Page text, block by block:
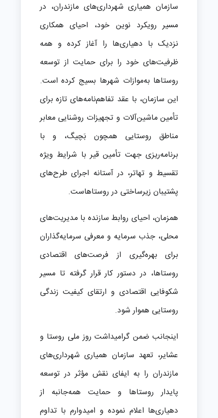
سازمان همیاری شهرداری‌های مازندران، در
مسیر رویکرد نوین خود، احیای همکاری
نزدیک با دهیاری‌ها را آغاز کرده و همه
ظرفیت‌های خود را برای حمایت از توسعه
روستاها به‌موازات شهرها بسیج کرده است.
این سازمان، با عقد تفاهم‌نامه‌های تازه برای
تأمین ماشین‌آلات و تجهیزات روشنایی معابر
مناطق روستایی همچون بَچیگ، و با
برنامه‌ریزی جهت تأمین قیر با شرایط ویژه
تقسیط و تهاتر، در آستانه اجرای طرح‌های
پشتیبان زیرساختی در روستاهاست.
همزمان، احیای روابط سازنده با مدیریت‌های
محلی، جذب سرمایه و معرفی سرمایه‌گذاران
برای بهره‌گیری از فرصت‌های اقتصادی
روستاها، در دستور کار قرار گرفته تا مسیر
شکوفایی اقتصادی و ارتقای کیفیت زندگی
روستایی هموار شود.
اینجانب ضمن گرامیداشت روز ملی روستا و
عشایر، تعهد سازمان همیاری شهرداری‌های
مازندران را به ایفای نقش مؤثر در توسعه
پایدار روستاها و حمایت همه‌جانبه از
دهیاری‌ها اعلام نموده و امیدوارم با تداوم